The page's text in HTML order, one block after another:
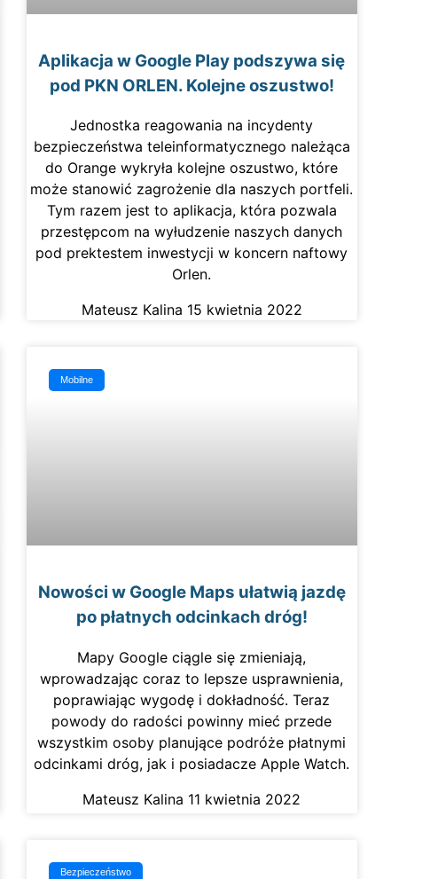
Aplikacja w Google Play podszywa się
pod PKN ORLEN. Kolejne oszustwo!
Jednostka reagowania na incydenty
bezpieczeństwa teleinformatycznego należąca
do Orange wykryła kolejne oszustwo, które
może stanowić zagrożenie dla naszych portfeli.
Tym razem jest to aplikacja, która pozwala
przestępcom na wyłudzenie naszych danych
pod prektestem inwestycji w koncern naftowy
Orlen.
Mateusz Kalina 15 kwietnia 2022
Mobilne
Nowości w Google Maps ułatwią jazdę
po płatnych odcinkach dróg!
Mapy Google ciągle się zmieniają,
wprowadzając coraz to lepsze usprawnienia,
poprawiając wygodę i dokładność. Teraz
powody do radości powinny mieć przede
wszystkim osoby planujące podróże płatnymi
odcinkami dróg, jak i posiadacze Apple Watch.
Mateusz Kalina 11 kwietnia 2022
Bezpieczeństwo